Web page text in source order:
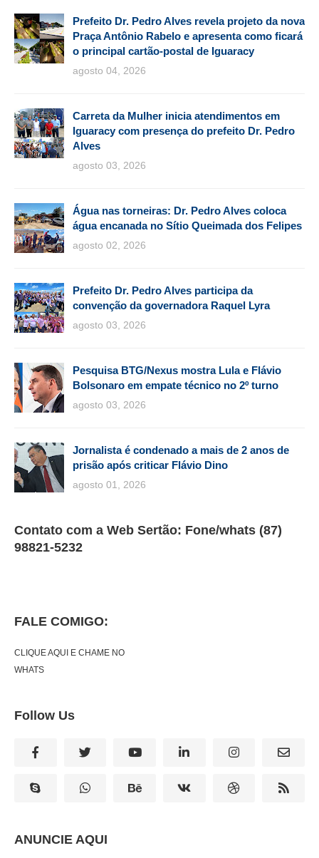
Prefeito Dr. Pedro Alves revela projeto da nova
Praça Antônio Rabelo e apresenta como ficará
o principal cartão-postal de Iguaracy
agosto 04, 2026
Carreta da Mulher inicia atendimentos em
Iguaracy com presença do prefeito Dr. Pedro
Alves
agosto 03, 2026
Água nas torneiras: Dr. Pedro Alves coloca
água encanada no Sítio Queimada dos Felipes
agosto 02, 2026
Prefeito Dr. Pedro Alves participa da
convenção da governadora Raquel Lyra
agosto 03, 2026
Pesquisa BTG/Nexus mostra Lula e Flávio
Bolsonaro em empate técnico no 2º turno
agosto 03, 2026
Jornalista é condenado a mais de 2 anos de
prisão após criticar Flávio Dino
agosto 01, 2026
Contato com a Web Sertão: Fone/whats (87)
98821-5232
FALE COMIGO:
CLIQUE AQUI E CHAME NO
WHATS
Follow Us
ANUNCIE AQUI